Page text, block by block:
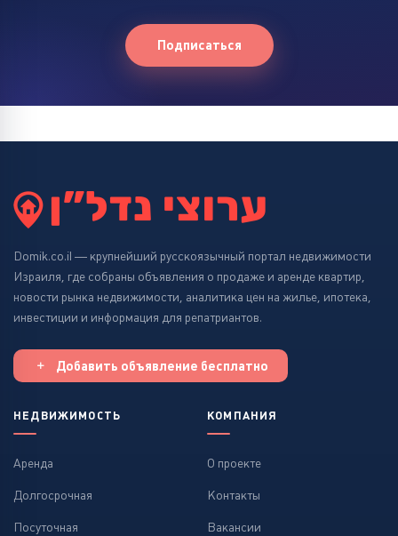
Подписаться
Domik.co.il — крупнейший русскоязычный портал недвижимости
Израиля, где собраны объявления о продаже и аренде квартир,
новости рынка недвижимости, аналитика цен на жилье, ипотека,
инвестиции и информация для репатриантов.
Добавить объявление бесплатно
НЕДВИЖИМОСТЬ
Аренда
Долгосрочная
Посуточная
КОМПАНИЯ
О проекте
Контакты
Вакансии